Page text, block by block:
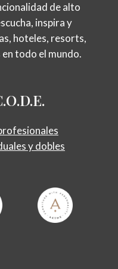
de alto
inspira y
hoteles, resorts,
todo el mundo.
y dobles